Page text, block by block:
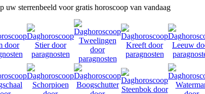
uw sterrenbeeld voor gratis horoscoop van vandaag